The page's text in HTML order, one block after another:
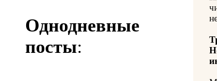
Однодневные
посты: